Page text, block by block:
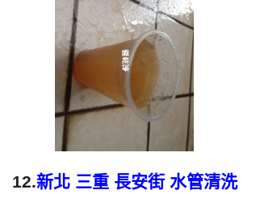
服，原來水管管路藏了這麼多東西，
洗水管 時堵塞好幾次，本公司改用特
殊工法， 水管清洗 約兩個小時後，熱
水管出水已恢復正常，陳先生 總算能
正常洗澡洗碗。 清洗水管, 水管清洗,
洗水管, 熱水管堵塞, ...
12.新北 三重 長安街 水管清洗